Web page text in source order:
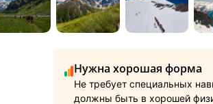
Нужна хорошая форма
Не требует специальных
должны быть в хорошей